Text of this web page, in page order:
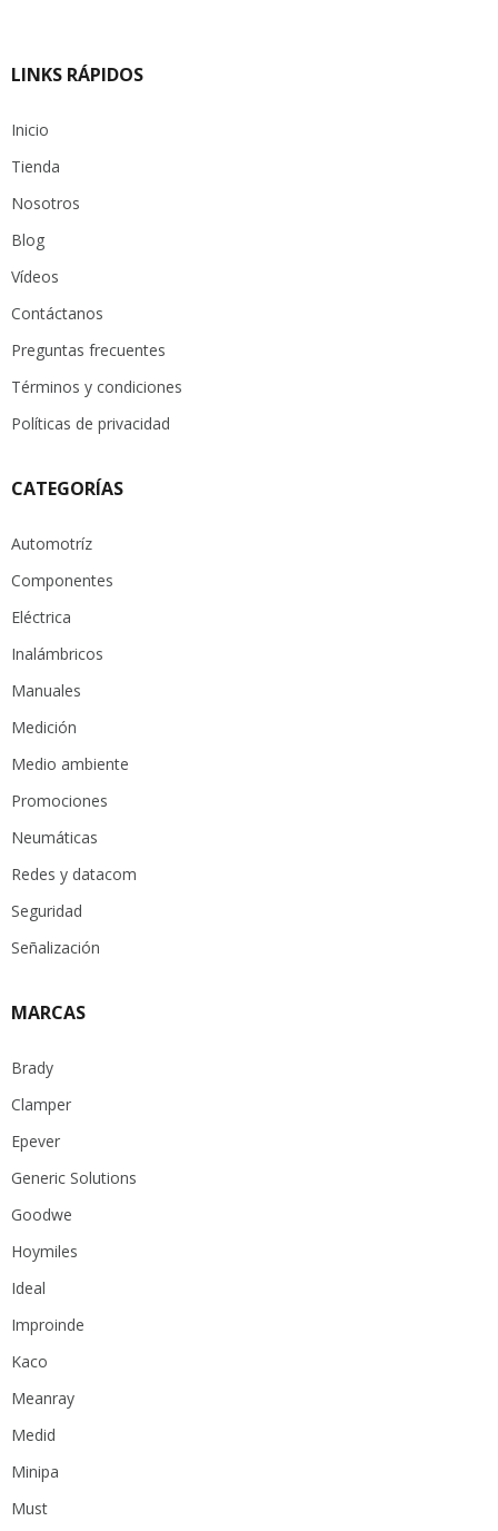
LINKS RÁPIDOS
Inicio
Tienda
Nosotros
Blog
Vídeos
Contáctanos
Preguntas frecuentes
Términos y condiciones
Políticas de privacidad
CATEGORÍAS
Automotríz
Componentes
Eléctrica
Inalámbricos
Manuales
Medición
Medio ambiente
Promociones
Neumáticas
Redes y datacom
Seguridad
Señalización
MARCAS
Brady
Clamper
Epever
Generic Solutions
Goodwe
Hoymiles
Ideal
Improinde
Kaco
Meanray
Medid
Minipa
Must